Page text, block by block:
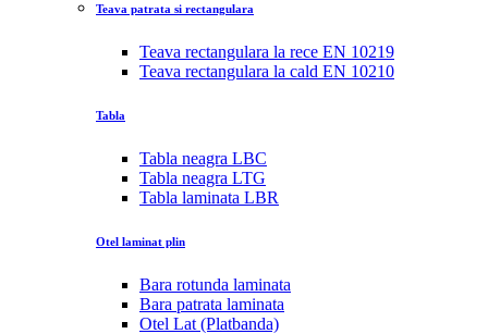
Teava patrata si rectangulara
Teava rectangulara la rece EN 10219
Teava rectangulara la cald EN 10210
Tabla
Tabla neagra LBC
Tabla neagra LTG
Tabla laminata LBR
Otel laminat plin
Bara rotunda laminata
Bara patrata laminata
Otel Lat (Platbanda)